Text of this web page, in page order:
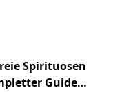
Spirituosen
Guide